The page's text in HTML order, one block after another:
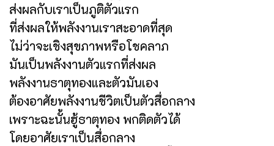
ส่งผลกับเราเป็นภูติตัวแรก
ที่ส่งผลให้พลังงานเราสะอาดที่สุด
ไม่ว่าจะเชิงสุขภาพหรือโชคลาภ
มันเป็นพลังงานตัวแรกที่ส่งผล
พลังงานธาตุทองและตัวมันเอง
ต้องอาศัยพลังงานชีวิตเป็นตัวสื่อกลาง
เพราะฉะนั้นฮู้ธาตุทอง พกติดตัวได้
โดยอาศัยเราเป็นสื่อกลาง